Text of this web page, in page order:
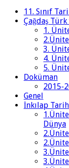
11. Sınıf
Çağdaş
1.
3.
4.
5.
Doküman
2015-
Genel
İnkılap
Dünya